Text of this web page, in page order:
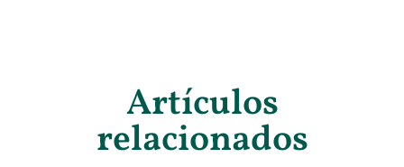
Artículos
relacionados